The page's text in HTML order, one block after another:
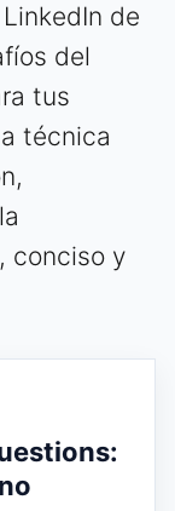
de
del
tus
técnica
conciso y